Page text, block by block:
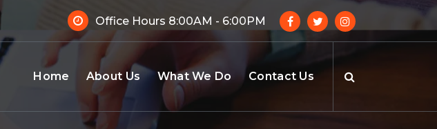
Office Hours 8:00AM - 6:00PM
Home About Us What We Do Contact Us